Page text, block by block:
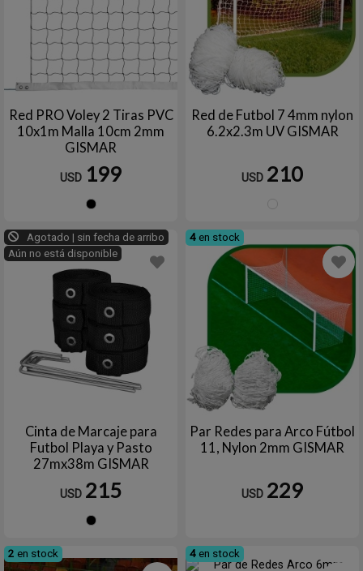
Red PRO Voley 2 Tiras PVC
10x1m Malla 10cm 2mm
GISMAR
USD 199
Red de Futbol 7 4mm nylon
6.2x2.3m UV GISMAR
USD 210
Agotado | sin fecha de arribo
Aún no está disponible
Cinta de Marcaje para
Futbol Playa y Pasto
27mx38m GISMAR
USD 215
4 en stock
Par Redes para Arco Fútbol
11, Nylon 2mm GISMAR
USD 229
2 en stock 4 en stock